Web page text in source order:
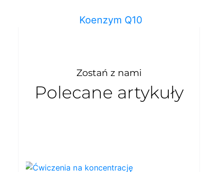
Koenzym Q10
Zostań z nami
Polecane artykuły